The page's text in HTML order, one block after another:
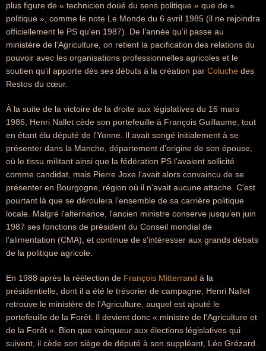
plus figure de « technicien doué du sens politique » que de «
politique », comme le note Le Monde du 6 avril 1985 (il ne rejoindra
officiellement le PS qu'en 1987). De l’année qu’il passe au
ministère de l'Agriculture, on retient la pacification des relations du
pouvoir avec les organisations professionnelles agricoles et le
soutien qu’il apporte dès ses débuts à la création par Coluche des
Restos du cœur.
À la suite de la victoire de la droite aux législatives du 16 mars
1986, Henri Nallet cède son portefeuille à François Guillaume, tout
en étant élu député de l'Yonne. Il avait songé initialement à se
présenter dans la Manche, département d’origine de son épouse,
où le tissu militant ainsi que la fédération PS l’avaient sollicité
comme candidat, mais Pierre Joxe l’avait alors convaincu de se
présenter en Bourgogne, région où il n'avait aucune attache. C'est
pourtant là que se déroulera l’ensemble de sa carrière politique
locale. Malgré l'alternance, l'ancien ministre conserve jusqu’en juin
1987 ses fonctions de président du Conseil mondial de
l'alimentation (CMA), et continue de s'intéresser aux grands débats
de la politique agricole.
En 1988 après la réélection de François Mitterrand à la
présidentielle, dont il a été le trésorier de campagne, Henri Nallet
retrouve le ministère de l'Agriculture, auquel est ajouté le
portefeuille de la Forêt. Il devient donc « ministre de l'Agriculture et
de la Forêt ». Bien que vainqueur aux élections législatives qui
suivent, il cède son siège de député à son suppléant, Léo Grézard.